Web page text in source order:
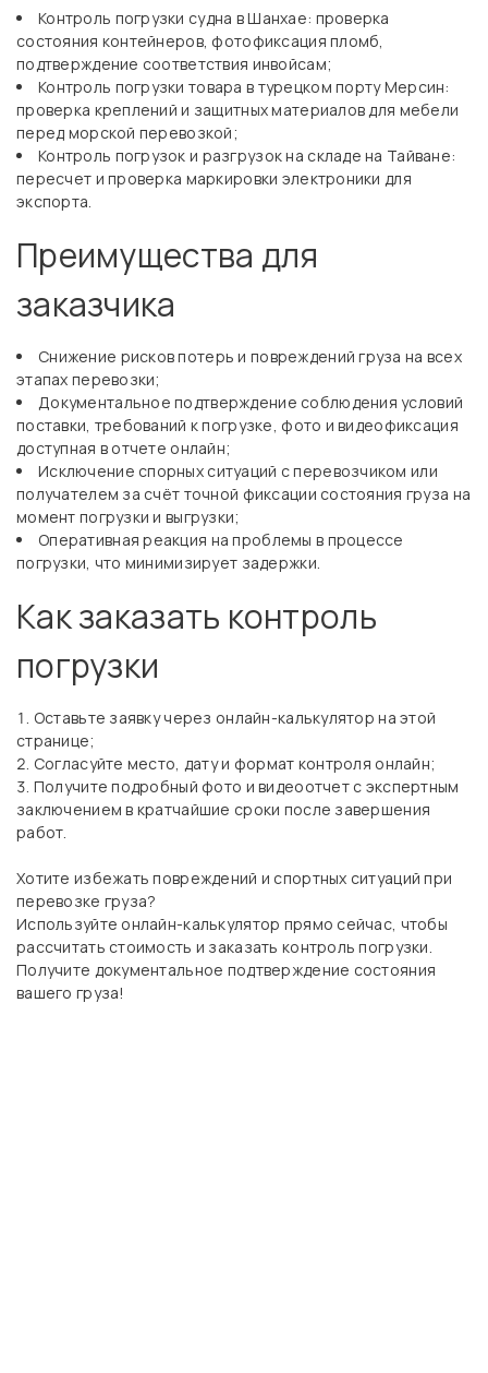
Контроль погрузки судна в Шанхае: проверка
состояния контейнеров, фотофиксация пломб,
подтверждение соответствия инвойсам;
Контроль погрузки товара в турецком порту Мерсин:
проверка креплений и защитных материалов для мебели
перед морской перевозкой;
Контроль погрузок и разгрузок на складе на Тайване:
пересчет и проверка маркировки электроники для
экспорта.
Преимущества для
заказчика
Снижение рисков потерь и повреждений груза на всех
этапах перевозки;
Документальное подтверждение соблюдения условий
поставки, требований к погрузке, фото и видеофиксация
доступная в отчете онлайн;
Исключение спорных ситуаций с перевозчиком или
получателем за счёт точной фиксации состояния груза на
момент погрузки и выгрузки;
Оперативная реакция на проблемы в процессе
погрузки, что минимизирует задержки.
Как заказать контроль
погрузки
Оставьте заявку через онлайн-калькулятор на этой
странице;
Согласуйте место, дату и формат контроля онлайн;
Получите подробный фото и видеоотчет с экспертным
заключением в кратчайшие сроки после завершения
работ.
Хотите избежать повреждений и спортных ситуаций при
перевозке груза?
Используйте онлайн-калькулятор прямо сейчас, чтобы
рассчитать стоимость и заказать контроль погрузки.
Получите документальное подтверждение состояния
вашего груза!